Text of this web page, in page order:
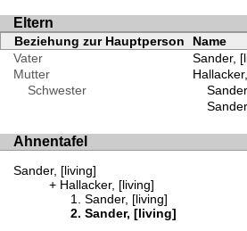
Eltern
Beziehung zur Hauptperson Name
Vater
Sander,
Mutter
Schwester
Ahnentafel
Sander, [living]
Hallacker, [living]
Sander, [living]
Sander, [living]